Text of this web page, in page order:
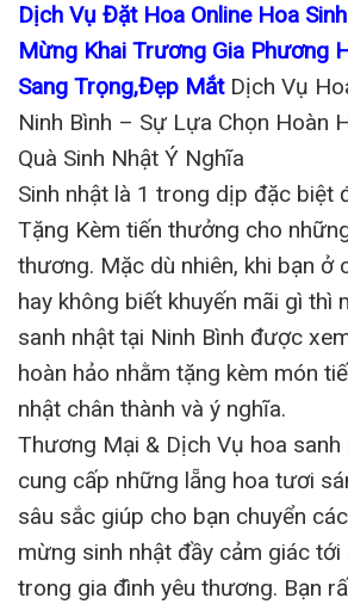
Dịch Vụ Đặt Hoa Online Hoa
Mừng Khai Trương Gia Phương
Sang Trọng,Đẹp Mắt Dịch Vụ
Ninh Bình – Sự Lựa Chọn Hoàn
Quà Sinh Nhật Ý Nghĩa
Sinh nhật là 1 trong dịp đặc biệt
Tặng Kèm tiến thưởng cho
thương. Mặc dù nhiên, khi bạn ở
hay không biết khuyến mãi gì thì
sanh nhật tại Ninh Bình được
hoàn hảo nhằm tặng kèm món
nhật chân thành và ý nghĩa.
Thương Mại & Dịch Vụ hoa sanh
cung cấp những lẵng hoa tươi
sâu sắc giúp cho bạn chuyển
mừng sinh nhật đầy cảm giác
trong gia đình yêu thương. Bạn